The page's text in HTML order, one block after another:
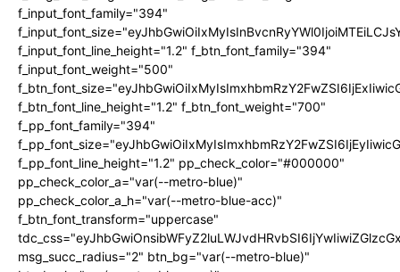
f_input_font_family="394"
f_input_font_line_height="1.2" f_btn_font_family="394"
f_input_font_weight="500"
f_btn_font_line_height="1.2" f_btn_font_weight="700"
f_pp_font_family="394"
f_pp_font_line_height="1.2" pp_check_color="#000000"
pp_check_color_a="var(--metro-blue)"
pp_check_color_a_h="var(--metro-blue-acc)"
f_btn_font_transform="uppercase"
msg_succ_radius="2" btn_bg="var(--metro-blue)"